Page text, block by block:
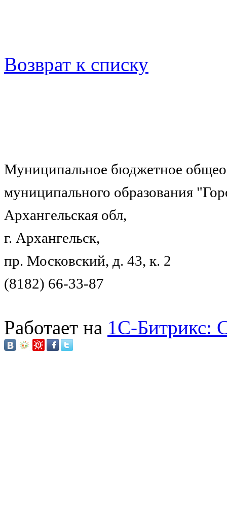
Возврат к списку
Муниципальное бюджетное
муниципального образования
Архангельская обл,
г. Архангельск,
пр. Московский, д. 43, к. 2
(8182) 66-33-87
Работает на 1C-Битрикс: